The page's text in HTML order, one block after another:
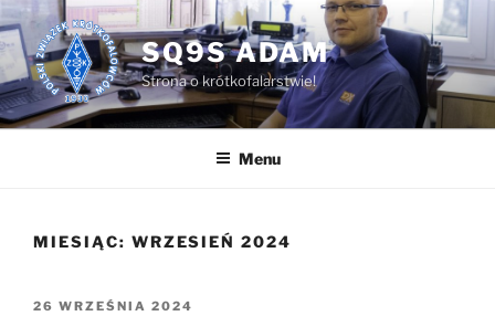
Przejdź
do
treści
SQ9S ADAM
Strona o krótkofalarstwie!
Menu
MIESIĄC: WRZESIEŃ 2024
OPUBLIKOWANE
26 WRZEŚNIA 2024